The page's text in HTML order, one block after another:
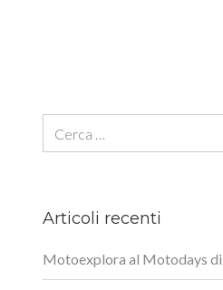
Articoli recenti
Motoexplora al Motodays di